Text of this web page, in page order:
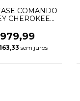
COMANDO
CHEROKEE
5149141AF
sem juros